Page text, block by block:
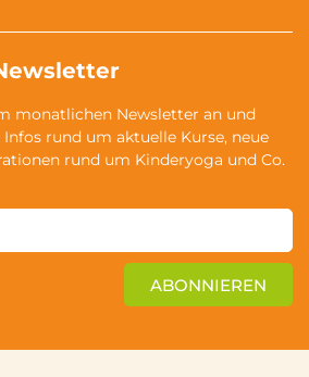
monatlichen Newsletter an und
rund um aktuelle Kurse, neue
rund um Kinderyoga und Co.
ABONNIEREN